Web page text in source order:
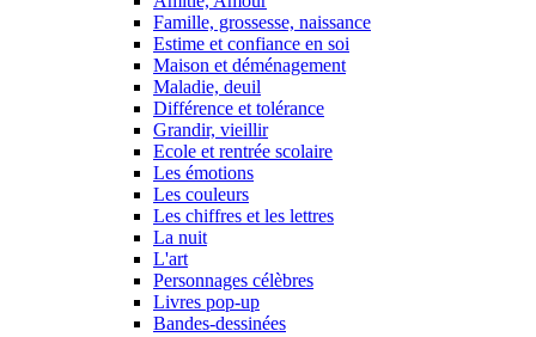
Famille, grossesse, naissance
Estime et confiance en soi
Maison et déménagement
Maladie, deuil
Différence et tolérance
Grandir, vieillir
Ecole et rentrée scolaire
Les émotions
Les couleurs
Les chiffres et les lettres
La nuit
L'art
Personnages célèbres
Livres pop-up
Bandes-dessinées